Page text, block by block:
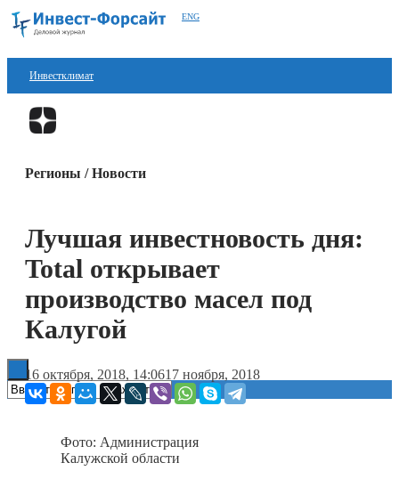
ENG
Инвестклимат
Финансы
Технологии
Книги
Регионы / Новости
Лучшая инвестновость дня:
Total открывает
производство масел под
Калугой
16 октября, 2018, 14:0617 ноября, 2018
Фото: Администрация
Калужской области